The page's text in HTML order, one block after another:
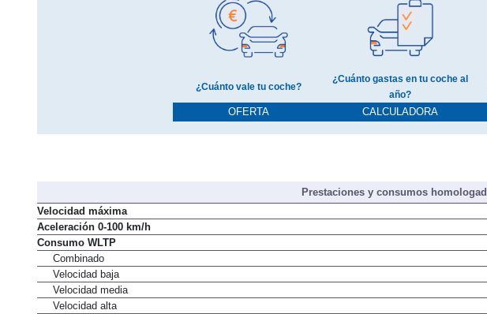
¿Cuánto vale tu coche?
OFERTA
¿Cuánto gastas en tu coche al
año?
CALCULADORA
Prestaciones y consumos
Velocidad máxima
Aceleración 0-100 km/h
Consumo WLTP
Combinado
Velocidad baja
Velocidad media
Velocidad alta